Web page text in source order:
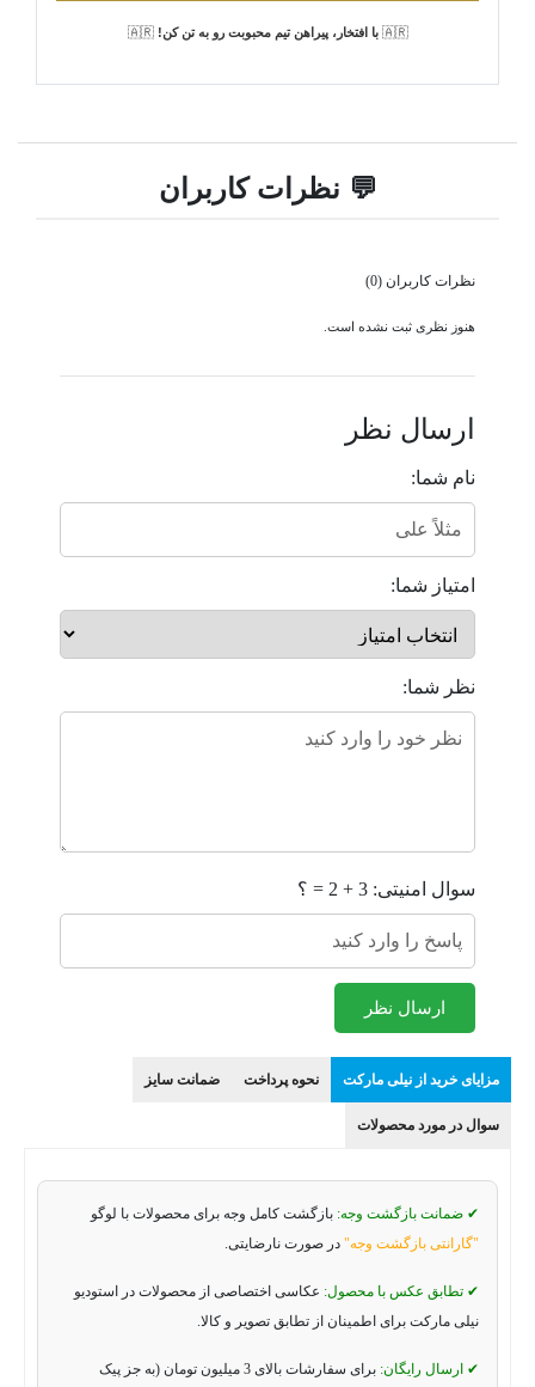
🇦🇷 با افتخار، پیراهن تیم محبوبت رو به تن کن! 🇦🇷
💬 نظرات کاربران
نظرات کاربران (0)
هنوز نظری ثبت نشده است.
ارسال نظر
نام شما:
امتیاز شما:
نظر شما:
سوال امنیتی: 3 + 2 = ؟
ارسال نظر
مزایای خرید از نیلی مارکت نحوه پرداخت ضمانت سایز
سوال در مورد محصولات
✔ ضمانت بازگشت وجه: بازگشت کامل وجه برای محصولات با لوگو
"گارانتی بازگشت وجه" در صورت نارضایتی.
✔ تطابق عکس با محصول: عکاسی اختصاصی از محصولات در استودیو
نیلی مارکت برای اطمینان از تطابق تصویر و کالا.
✔ ارسال رایگان:
برای سفارشات بالای 3 میلیون تومان (به جز پیک